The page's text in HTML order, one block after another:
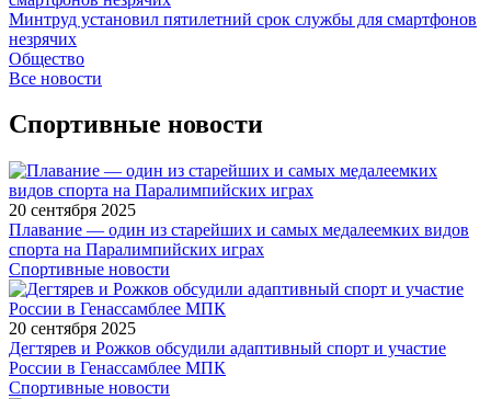
Минтруд установил пятилетний срок службы для смартфонов
незрячих
Общество
Все новости
Спортивные новости
20 сентября 2025
Плавание — один из старейших и самых медалеемких видов
спорта на Паралимпийских играх
Спортивные новости
20 сентября 2025
Дегтярев и Рожков обсудили адаптивный спорт и участие
России в Генассамблее МПК
Спортивные новости